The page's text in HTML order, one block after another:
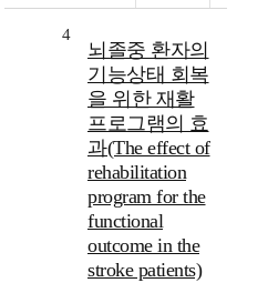
4
뇌졸중 환자의
기능상태 회복
을 위한 재활
프로그램의 효
과(The effect of
rehabilitation
program for the
functional
outcome in the
stroke patients)